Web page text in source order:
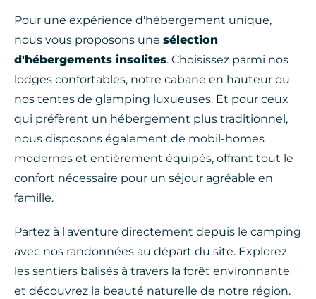
Pour une expérience d'hébergement unique,
nous vous proposons une sélection
d'hébergements insolites. Choisissez parmi nos
lodges confortables, notre cabane en hauteur ou
nos tentes de glamping luxueuses. Et pour ceux
qui préfèrent un hébergement plus traditionnel,
nous disposons également de mobil-homes
modernes et entièrement équipés, offrant tout le
confort nécessaire pour un séjour agréable en
famille.
Partez à l'aventure directement depuis le camping
avec nos randonnées au départ du site. Explorez
les sentiers balisés à travers la forêt environnante
et découvrez la beauté naturelle de notre région.